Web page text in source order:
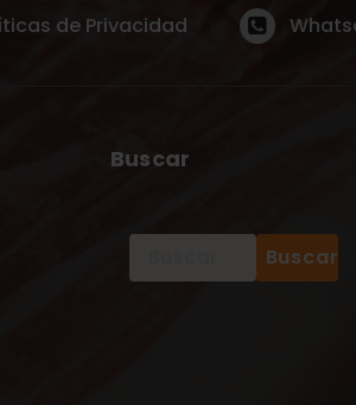
de Privacidad
Buscar